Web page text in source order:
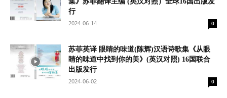
行
2024-06-14
0
苏菲英译 眼睛的味道(陈辉)汉语诗歌集《从眼
睛的味道中找到你的美》(英汉对照) 16国联合
出版发行
2024-06-02
0